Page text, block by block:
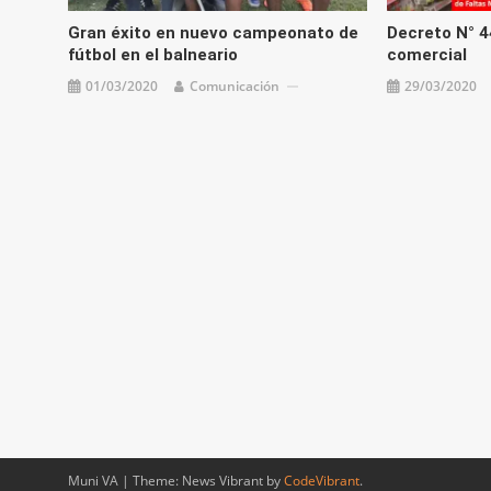
Gran éxito en nuevo campeonato de
fútbol en el balneario
01/03/2020 Comunicación
Decreto N°
comercial
29/03/2020
Muni VA | Theme: News Vibrant byCodeVibrant.